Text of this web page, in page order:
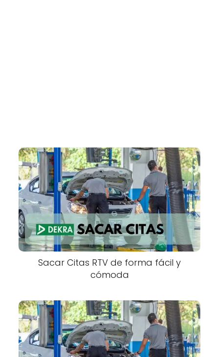
Sacar Citas RTV de forma fácil y
cómoda